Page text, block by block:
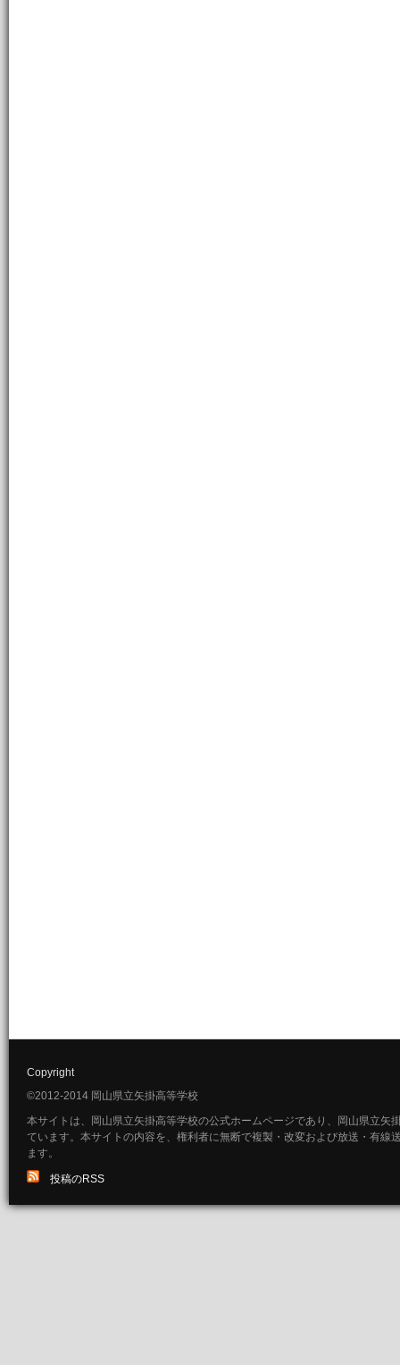
Copyright
©2012-2014 岡山県立矢掛高等学校
本サイトは、岡山県立矢掛高等学校の公式ホームページであり、岡山県立矢
ています。本サイトの内容を、権利者に無断で複製・改変および放送・有線
ます。
投稿のRSS